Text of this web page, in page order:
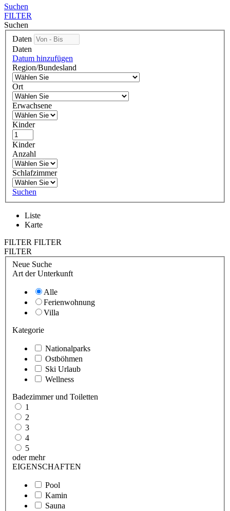
Suchen
FILTER
Suchen
Daten
Daten
Datum hinzufügen
Region/Bundesland
Ort
Erwachsene
Kinder
Kinder
Anzahl
Schlafzimmer
Suchen
Liste
Karte
FILTER FILTER
FILTER
Neue Suche
Art der Unterkunft
Alle
Ferienwohnung
Villa
Kategorie
Nationalparks
Ostböhmen
Ski Urlaub
Wellness
Badezimmer und Toiletten
1
2
3
4
5
oder mehr
EIGENSCHAFTEN
Pool
Kamin
Sauna